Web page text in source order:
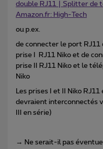
double RJ11 | Splitter de
Amazon.fr: High-Tech
ou p.ex.
de connecter le port
prise I RJ11 Niko et de
prise II RJ11 Niko et le
Niko
Les prises I et II Niko
devraient interconnectés
III en série)
→ Ne serait-il pas